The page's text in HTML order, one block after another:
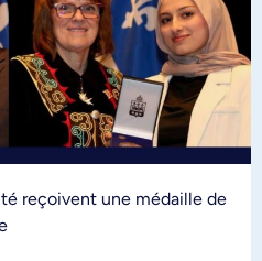
reçoivent une médaille de